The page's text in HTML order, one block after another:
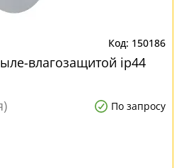
150186
влагозащитой ip44
По запросу